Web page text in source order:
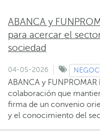
ABANCA y
para acercar el
sociedad
04-05-2026
ABANCA y
colaboración que
firma de un convenio
y el conocimiento del